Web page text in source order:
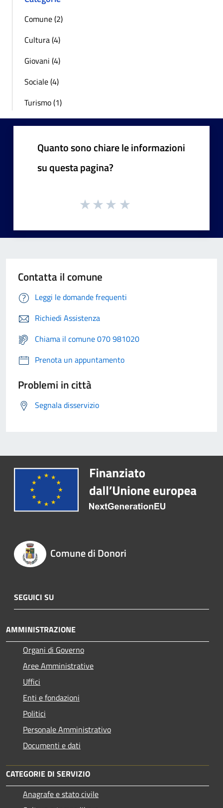
Comune (2)
Cultura (4)
Giovani (4)
Sociale (4)
Turismo (1)
Quanto sono chiare le informazioni
su questa pagina?
Contatta il comune
Leggi le domande frequenti
Richiedi Assistenza
Chiama il comune 070 981020
Prenota un appuntamento
Problemi in città
Segnala disservizio
Comune di Donori
SEGUICI SU
AMMINISTRAZIONE
Organi di Governo
Aree Amministrative
Uffici
Enti e fondazioni
Politici
Personale Amministrativo
Documenti e dati
CATEGORIE DI SERVIZIO
Anagrafe e stato civile